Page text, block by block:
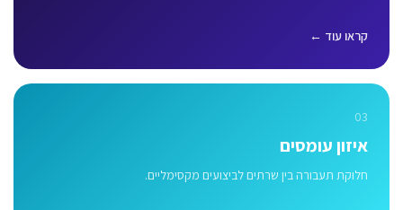
קראו עוד ←
03
איזון עומסים
חלוקת תעבורה בין שרתים לביצועים מקסימליים.